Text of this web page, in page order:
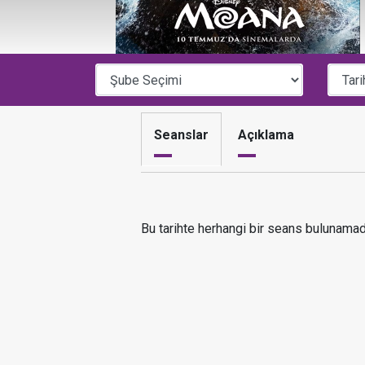
Seanslar Açıklama
Bu tarihte herhangi bir seans